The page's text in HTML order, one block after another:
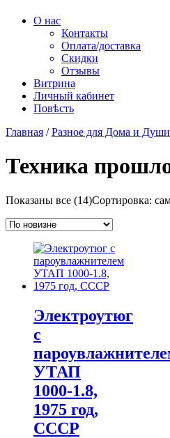
О нас
Контакты
Оплата/доставка
Скидки
Отзывы
Витрина
Личный кабинет
Повѣсть
Главная /Разное для Дома и Души
Техника
Показаны все (14)Сортировка:
Электроутюг
с
УТАП
1000-1.8,
1975 год,
СССР